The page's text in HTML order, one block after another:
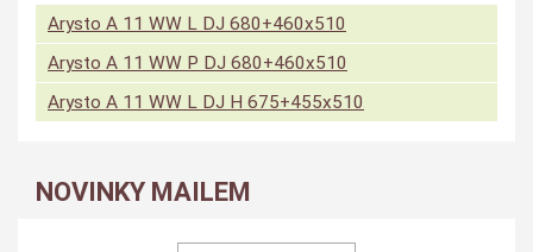
Arysto A 11 WW L DJ 680+460x510
Arysto A 11 WW P DJ 680+460x510
Arysto A 11 WW L DJ H 675+455x510
NOVINKY MAILEM